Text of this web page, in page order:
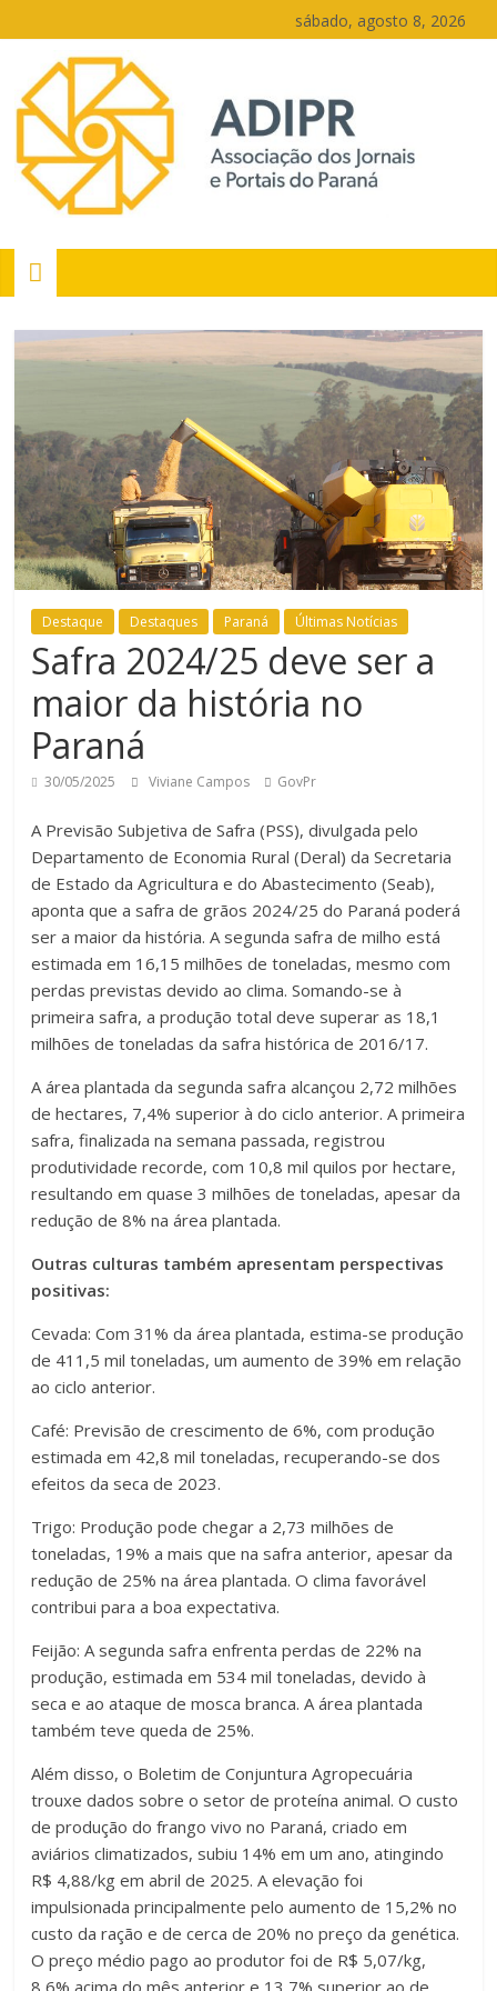
para
conteúdo
sábado, agosto 8, 2026
PR
Portais
do
Paraná
Destaque Destaques Paraná Últimas Notícias
Safra 2024/25 deve ser a
maior da história no
Paraná
30/05/2025 Viviane Campos GovPr
A Previsão Subjetiva de Safra (PSS), divulgada pelo
Departamento de Economia Rural (Deral) da Secretaria
de Estado da Agricultura e do Abastecimento (Seab),
aponta que a safra de grãos 2024/25 do Paraná poderá
ser a maior da história. A segunda safra de milho está
estimada em 16,15 milhões de toneladas, mesmo com
perdas previstas devido ao clima. Somando-se à
primeira safra, a produção total deve superar as 18,1
milhões de toneladas da safra histórica de 2016/17.
A área plantada da segunda safra alcançou 2,72 milhões
de hectares, 7,4% superior à do ciclo anterior. A primeira
safra, finalizada na semana passada, registrou
produtividade recorde, com 10,8 mil quilos por hectare,
resultando em quase 3 milhões de toneladas, apesar da
redução de 8% na área plantada.
Outras culturas também apresentam perspectivas
positivas:
Cevada: Com 31% da área plantada, estima-se produção
de 411,5 mil toneladas, um aumento de 39% em relação
ao ciclo anterior.
Café: Previsão de crescimento de 6%, com produção
estimada em 42,8 mil toneladas, recuperando-se dos
efeitos da seca de 2023.
Trigo: Produção pode chegar a 2,73 milhões de
toneladas, 19% a mais que na safra anterior, apesar da
redução de 25% na área plantada. O clima favorável
contribui para a boa expectativa.
Feijão: A segunda safra enfrenta perdas de 22% na
produção, estimada em 534 mil toneladas, devido à
seca e ao ataque de mosca branca. A área plantada
também teve queda de 25%.
Além disso, o Boletim de Conjuntura Agropecuária
trouxe dados sobre o setor de proteína animal. O custo
de produção do frango vivo no Paraná, criado em
aviários climatizados, subiu 14% em um ano, atingindo
R$ 4,88/kg em abril de 2025. A elevação foi
impulsionada principalmente pelo aumento de 15,2% no
custo da ração e de cerca de 20% no preço da genética.
O preço médio pago ao produtor foi de R$ 5,07/kg,